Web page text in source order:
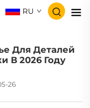
RU
Для Деталей
В 2026 Году
26